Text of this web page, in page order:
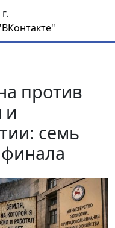
против
и
семь